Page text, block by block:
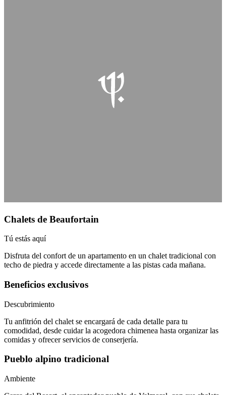
Chalets de Beaufortain
Tú estás aquí
Disfruta del confort de un apartamento en un chalet tradicional con
techo de piedra y accede directamente a las pistas cada mañana.
Beneficios exclusivos
Descubrimiento
Tu anfitrión del chalet se encargará de cada detalle para tu
comodidad, desde cuidar la acogedora chimenea hasta organizar las
comidas y ofrecer servicios de conserjería.
Pueblo alpino tradicional
Ambiente